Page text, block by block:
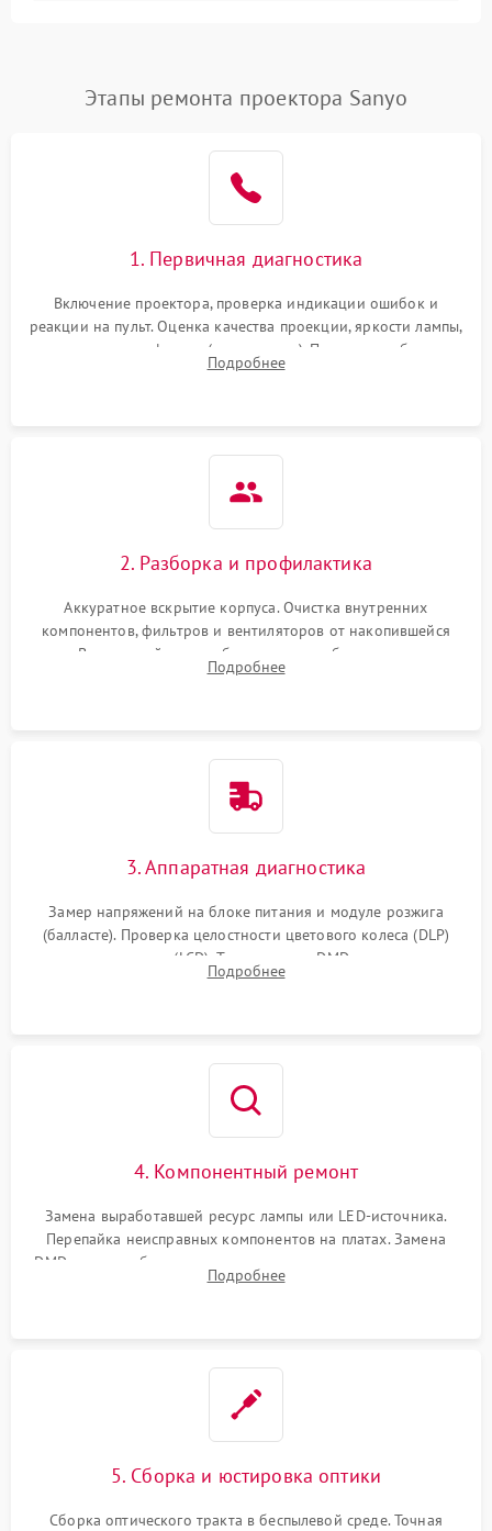
Нестабильная яркость или
контраст
4000 ₽ Подробнее →
Неравномерная подсветка
автоматическая коррекция
трапеции (Keystone)
Проблемы с
масштабированием
Подробнее →
Этапы ремонта проектора Sanyo
1. Первичная диагностика
Включение проектора, проверка индикации ошибок и
реакции на пульт. Оценка качества проекции, яркости лампы,
наличия артефактов (точки, пятна). Проверка работы
системы охлаждения по уровню шума вентиляторов.
Подробнее
2. Разборка и профилактика
Аккуратное вскрытие корпуса. Очистка внутренних
компонентов, фильтров и вентиляторов от накопившейся
пыли. Визуальный осмотр блока питания, балласта лампы и
материнской платы на наличие прогаров или вздутых
Подробнее
3. Аппаратная диагностика
Замер напряжений на блоке питания и модуле розжига
(балласте). Проверка целостности цветового колеса (DLP)
или поляризаторов (LCD). Тестирование DMD-чипа, датчиков
температуры и оптопар с помощью мультиметра и
Подробнее
4. Компонентный ремонт
Замена выработавшей ресурс лампы или LED-источника.
Перепайка неисправных компонентов на платах. Замена
DMD-чипа при битых пикселях, установка нового цветового
колеса или восстановление сгоревших поляризационных
Подробнее
5. Сборка и юстировка оптики
Сборка оптического тракта в беспылевой среде. Точная